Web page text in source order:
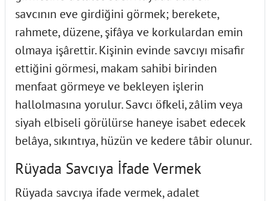
savcının eve girdiğini görmek; berekete,
rahmete, düzene, şifâya ve korkulardan emin
olmaya işârettir. Kişinin evinde savcıyı misafir
ettiğini görmesi, makam sahibi birinden
menfaat görmeye ve bekleyen işlerin
hallolmasına yorulur. Savcı öfkeli, zâlim veya
siyah elbiseli görülürse haneye isabet edecek
belâya, sıkıntıya, hüzün ve kedere tâbir olunur.
Rüyada Savcıya İfade Vermek
Rüyada savcıya ifade vermek, adalet